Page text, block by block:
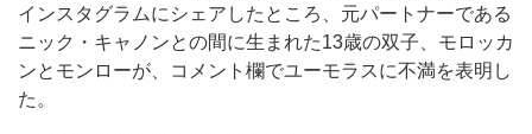
インスタグラムにシェアしたところ、元パートナーである
ニック・キャノンとの間に生まれた13歳の双子、モロッカ
ンとモンローが、コメント欄でユーモラスに不満を表明し
た。